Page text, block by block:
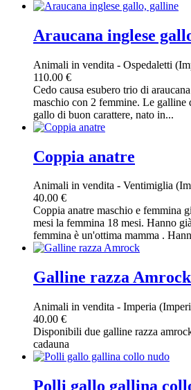
Araucana inglese
Animali in vendita - Ospedaletti
110.00 €
Cedo causa esubero trio di
maschio con 2 femmine. Le galline
gallo di buon carattere, nato in...
Coppia anatre
Animali in vendita - Ventimiglia
40.00 €
Coppia anatre maschio e femmina
mesi la femmina 18 mesi. Hanno
femmina è un'ottima mamma .
Galline razza Amrock
Animali in vendita - Imperia
40.00 €
Disponibili due galline razza
cadauna
Polli gallo gallina